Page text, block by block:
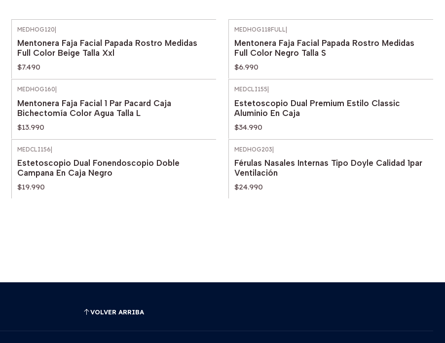
MEDHOG120
Mentonera Faja Facial Papada Rostro Medidas
Full Color Beige Talla Xxl
$7.490
MEDHOG118FULL
Mentonera Faja Facial Papada Rostro Medidas
Full Color Negro Talla S
$6.990
MEDHOG160
Mentonera Faja Facial 1 Par Pacard Caja
Bichectomía Color Agua Talla L
$13.990
MEDCLI155
Estetoscopio Dual Premium Estilo Classic
Aluminio En Caja
$34.990
MEDCLI156
Estetoscopio Dual Fonendoscopio Doble
Campana En Caja Negro
$19.990
MEDHOG203
Férulas Nasales Internas Tipo Doyle Calidad 1par
Ventilación
$24.990
VOLVER ARRIBA